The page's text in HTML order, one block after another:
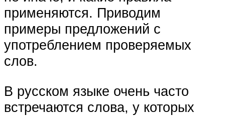
применяются. Приводим
примеры предложений с
употреблением проверяемых
слов.
В русском языке очень часто
встречаются слова, у которых